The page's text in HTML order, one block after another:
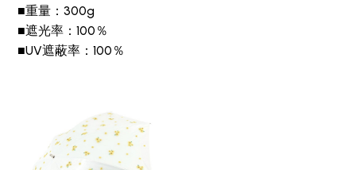
■重量：300g
■遮光率：100％
■UV遮蔽率：100％